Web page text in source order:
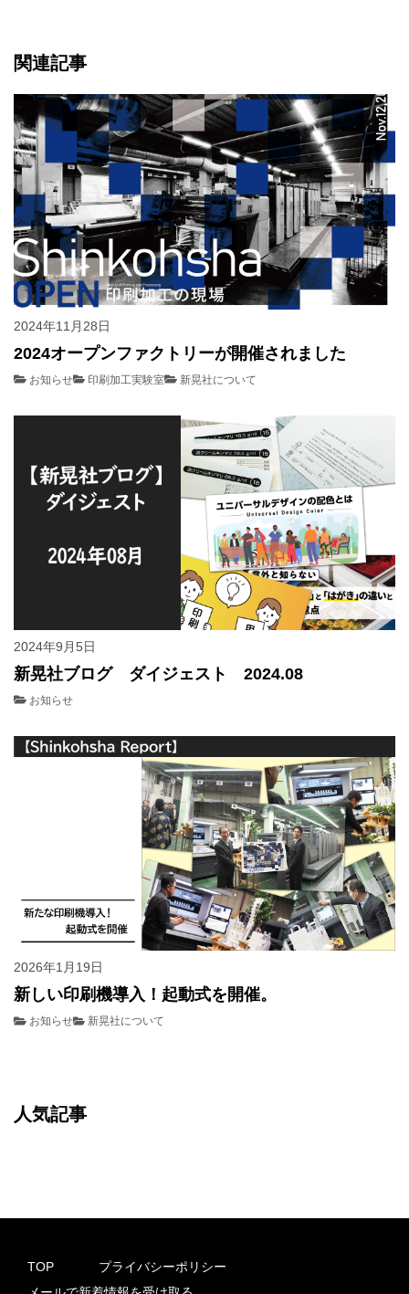
関連記事
2024年11月28日
2024オープンファクトリーが開催されました
お知らせ 印刷加工実験室 新晃社について
2024年9月5日
新晃社ブログ ダイジェスト 2024.08
お知らせ
2026年1月19日
新しい印刷機導入！起動式を開催。
お知らせ 新晃社について
人気記事
TOP
プライバシーポリシー